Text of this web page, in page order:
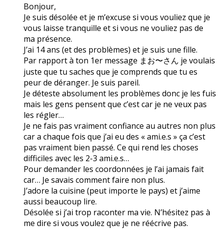
Bonjour,
Je suis désolée et je m’excuse si vous vouliez que je
vous laisse tranquille et si vous ne vouliez pas de
ma présence.
J’ai 14 ans (et des problèmes) et je suis une fille.
Par rapport à ton 1er message まお〜さん je voulais
juste que tu saches que je comprends que tu es
peur de déranger. Je suis pareil.
Je déteste absolument les problèmes donc je les fuis
mais les gens pensent que c’est car je ne veux pas
les régler…
Je ne fais pas vraiment confiance au autres non plus
car a chaque fois que j’ai eu des « ami.e.s » ça c’est
pas vraiment bien passé. Ce qui rend les choses
difficiles avec les 2-3 ami.e.s…
Pour demander les coordonnées je l’ai jamais fait
car… Je savais comment faire non plus.
J’adore la cuisine (peut importe le pays) et j’aime
aussi beaucoup lire.
Désolée si j’ai trop raconter ma vie. N’hésitez pas à
me dire si vous voulez que je ne réécrive pas.